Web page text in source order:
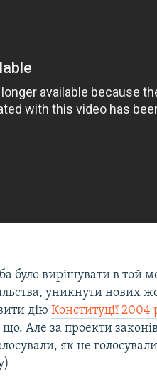
було вирішувати в той
уникнути нових
діюКонституції 2004
що. Але за проекти
як не голосували